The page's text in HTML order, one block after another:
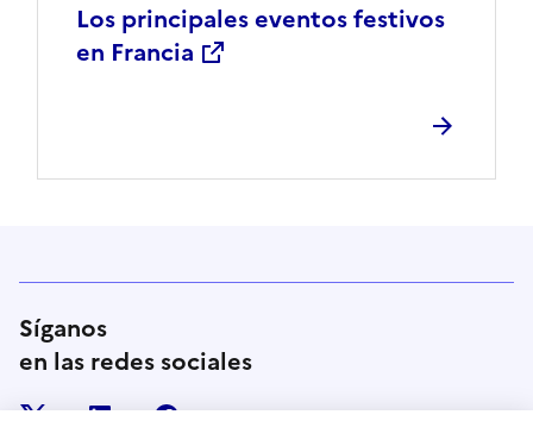
Los principales eventos festivos
en Francia
Síganos
en las redes sociales